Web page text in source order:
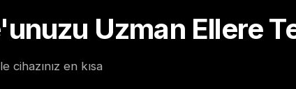
Uzman Ellere
en kısa